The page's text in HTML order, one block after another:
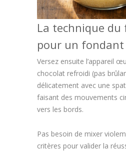
La technique
pour un fondant
Versez ensuite l’appareil
chocolat refroidi (pas
délicatement avec une
faisant des mouvements
vers les bords.
Pas besoin de mixer
critères pour valider la